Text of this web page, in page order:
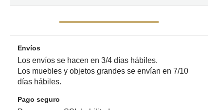
Envíos
Los envíos se hacen en 3/4 días hábiles.
Los muebles y objetos grandes se envían en 7/10
días hábiles.
Pago seguro